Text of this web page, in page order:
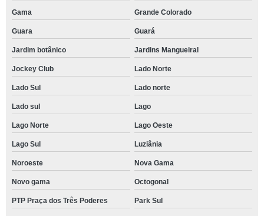
Gama Grande Colorado
Guara Guará
Jardim botânico Jardins Mangueiral
Jockey Club Lado Norte
Lado Sul Lado norte
Lado sul Lago
Lago Norte Lago Oeste
Lago Sul Luziânia
Noroeste Nova Gama
Novo gama Octogonal
PTP Praça dos Três Poderes Park Sul